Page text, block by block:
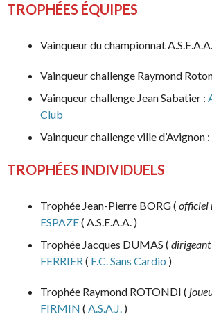
TROPHÉES ÉQUIPES
Vainqueur du championnat
Vainqueur challenge Raymond
Vainqueur challenge Jean Sabatier :
Club
Vainqueur challenge ville d’Avignon :
TROPHÉES INDIVIDUELS
Trophée Jean-Pierre BORG ( officiel
ESPAZE( A.S.E.A.A. )
Trophée Jacques DUMAS (
FERRIER( F.C. Sans Cardio )
Trophée Raymond ROTONDI (
FIRMIN ( A.S.A.J. )